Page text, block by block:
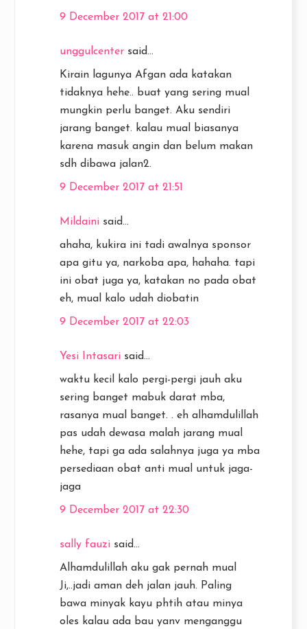
9 December 2017 at 21:00
unggulcenter said...
Kirain lagunya Afgan ada katakan
tidaknya hehe.. buat yang sering mual
mungkin perlu banget. Aku sendiri
jarang banget. kalau mual biasanya
karena masuk angin dan belum makan
sdh dibawa jalan2.
9 December 2017 at 21:51
Mildaini said...
ahaha, kukira ini tadi awalnya sponsor
apa gitu ya, narkoba apa, hahaha. tapi
ini obat juga ya, katakan no pada obat
eh, mual kalo udah diobatin
9 December 2017 at 22:03
Yesi Intasari said...
waktu kecil kalo pergi-pergi jauh aku
sering banget mabuk darat mba,
rasanya mual banget. . eh alhamdulillah
pas udah dewasa malah jarang mual
hehe, tapi ga ada salahnya juga ya mba
persediaan obat anti mual untuk jaga-
jaga
9 December 2017 at 22:30
sally fauzi said...
Alhamdulillah aku gak pernah mual
Ji,..jadi aman deh jalan jauh. Paling
bawa minyak kayu phtih atau minya
oles kalau ada bau yanv menganggu